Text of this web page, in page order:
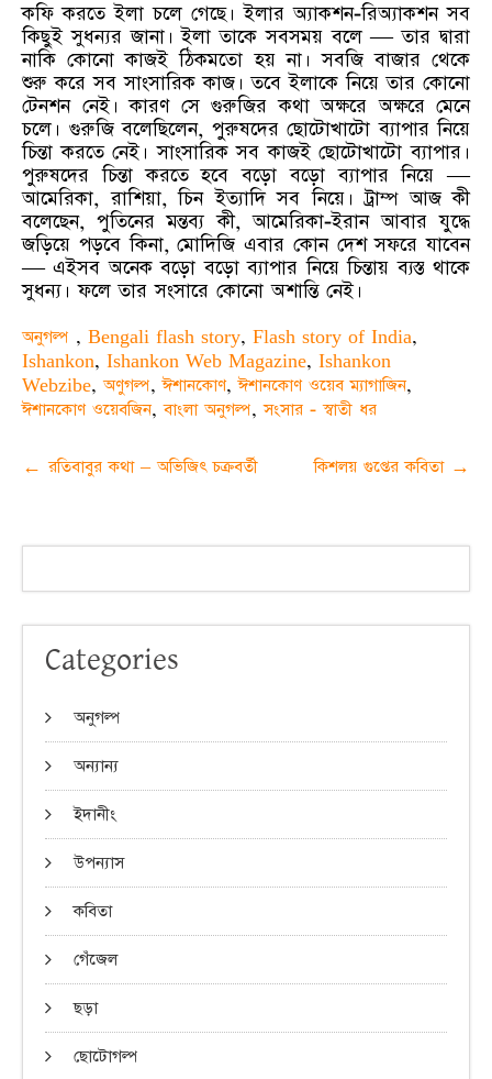
কফি করতে ইলা চলে গেছে। ইলার অ্যাকশন-রিঅ্যাকশন সব
কিছুই সুধন্যর জানা। ইলা তাকে সবসময় বলে — তার দ্বারা
নাকি কোনো কাজই ঠিকমতো হয় না। সবজি বাজার থেকে
শুরু করে সব সাংসারিক কাজ। তবে ইলাকে নিয়ে তার কোনো
টেনশন নেই। কারণ সে গুরুজির কথা অক্ষরে অক্ষরে মেনে
চলে। গুরুজি বলেছিলেন, পুরুষদের ছোটোখাটো ব্যাপার নিয়ে
চিন্তা করতে নেই। সাংসারিক সব কাজই ছোটোখাটো ব্যাপার।
পুরুষদের চিন্তা করতে হবে বড়ো বড়ো ব্যাপার নিয়ে —
আমেরিকা, রাশিয়া, চিন ইত্যাদি সব নিয়ে। ট্রাম্প আজ কী
বলেছেন, পুতিনের মন্তব্য কী, আমেরিকা-ইরান আবার যুদ্ধে
জড়িয়ে পড়বে কিনা, মোদিজি এবার কোন দেশ সফরে যাবেন
— এইসব অনেক বড়ো বড়ো ব্যাপার নিয়ে চিন্তায় ব্যস্ত থাকে
সুধন্য। ফলে তার সংসারে কোনো অশান্তি নেই।
অনুগল্প , Bengali flash story, Flash story of India,
Ishankon, Ishankon Web Magazine, Ishankon
Webzibe,অণুগল্প,ঈশানকোণ,ঈশানকোণ ওয়েব ম্যাগাজিন,
ঈশানকোণ ওয়েবজিন,বাংলা অনুগল্প,সংসার - স্বাতী ধর
Post
navigation
← রতিবাবুর কথা – অভিজিৎ চক্রবর্তী কিশলয় গুপ্তের কবিতা →
Categories
অনুগল্প
অন্যান্য
ইদানীং
উপন্যাস
কবিতা
গেঁজেল
ছড়া
ছোটোগল্প